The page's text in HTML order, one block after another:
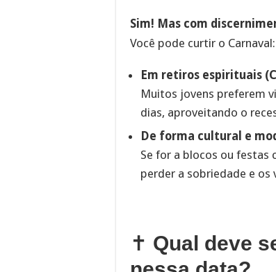
Sim! Mas com
Você pode curtir o Carnaval:
Em retiros espirituais
Muitos jovens preferem
dias, aproveitando o
De forma cultural e
Se for a blocos ou festas
perder a sobriedade e
✝️ Qual deve